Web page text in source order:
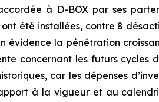
à D-BOX par ses
été installées, contre 8
évidence la pénétration
concernant les futurs
car les dépenses
à la vigueur et au